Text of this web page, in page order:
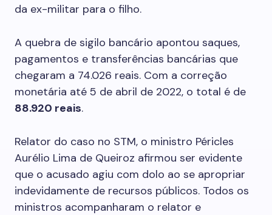
da ex-militar para o filho.
A quebra de sigilo bancário apontou saques,
pagamentos e transferências bancárias que
chegaram a 74.026 reais. Com a correção
monetária até 5 de abril de 2022, o total é de
88.920 reais.
Relator do caso no STM, o ministro Péricles
Aurélio Lima de Queiroz afirmou ser evidente
que o acusado agiu com dolo ao se apropriar
indevidamente de recursos públicos. Todos os
ministros acompanharam o relator e